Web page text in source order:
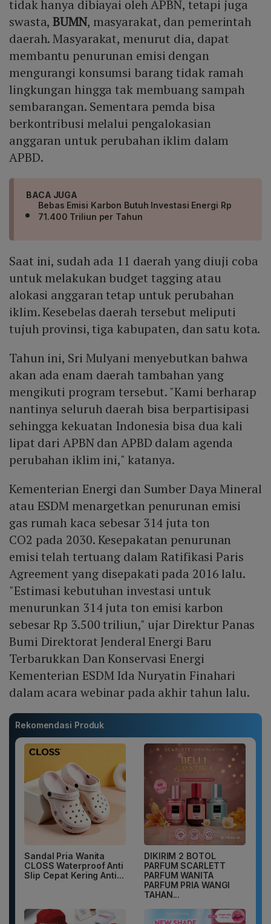
tidak hanya dibiayai oleh APBN, tetapi juga
swasta,BUMN, masyarakat, dan pemerintah
daerah. Masyarakat, menurut dia, dapat
membantu penurunan emisi dengan
mengurangi konsumsi barang tidak ramah
lingkungan hingga tak membuang sampah
sembarangan. Sementara pemda bisa
berkontribusi melalui pengalokasian
anggaran untuk perubahan iklim dalam
APBD.
BACA JUGA
Bebas Emisi Karbon Butuh Investasi Energi Rp
71.400 Triliun per Tahun
Saat ini, sudah ada 11 daerah yang diuji coba
untuk melakukan budget tagging atau
alokasi anggaran tetap untuk perubahan
iklim. Kesebelas daerah tersebut meliputi
tujuh provinsi, tiga kabupaten, dan satu kota.
Tahun ini, Sri Mulyani menyebutkan bahwa
akan ada enam daerah tambahan yang
mengikuti program tersebut. "Kami berharap
nantinya seluruh daerah bisa berpartisipasi
sehingga kekuatan Indonesia bisa dua kali
lipat dari APBN dan APBD dalam agenda
perubahan iklim ini," katanya.
Kementerian Energi dan Sumber Daya Mineral
atau ESDM menargetkan penurunan emisi
gas rumah kaca sebesar 314 juta ton
CO2 pada 2030. Kesepakatan penurunan
emisi telah tertuang dalam Ratifikasi Paris
Agreement yang disepakati pada 2016 lalu.
"Estimasi kebutuhan investasi untuk
menurunkan 314 juta ton emisi karbon
sebesar Rp 3.500 triliun," ujar Direktur Panas
Bumi Direktorat Jenderal Energi Baru
Terbarukkan Dan Konservasi Energi
Kementerian ESDM Ida Nuryatin Finahari
dalam acara webinar pada akhir tahun lalu.
Rekomendasi Produk
Sandal Pria Wanita
CLOSS Waterproof Anti
Slip Cepat Kering Anti...
DIKIRIM 2 BOTOL
PARFUM SCARLETT
PARFUM WANITA
PARFUM PRIA WANGI
TAHAN...